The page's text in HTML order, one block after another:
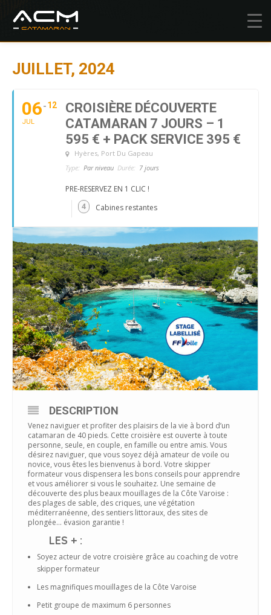
JUILLET, 2024
06
JUL
12
CROISIÈRE DÉCOUVERTE
CATAMARAN 7 JOURS – 1
595 € + PACK SERVICE 395 €
Hyères, Port Du Gapeau
Type: Par niveau Durée: 7 jours
PRE-RESERVEZ EN 1 CLIC !
4 Cabines restantes
DESCRIPTION
Venez naviguer et profiter des plaisirs de la vie à bord d’un
catamaran de 40 pieds. Cette croisière est ouverte à toute
personne, seule, en couple, en famille ou entre amis. Vous
désirez naviguer, que vous soyez déjà amateur de voile ou
novice, vous êtes les bienvenus à bord. Votre skipper
formateur vous dispensera les bons conseils pour apprendre
et vous améliorer si vous le souhaitez. Une semaine de
découverte des plus beaux mouillages de la Côte Varoise :
des plages de sable, des criques, une végétation
méditerranéenne, des sentiers littoraux, des sites de
plongée… évasion garantie !
LES + :
Soyez acteur de votre croisière grâce au coaching de votre
skipper formateur
Les magnifiques mouillages de la Côte Varoise
Petit groupe de maximum 6 personnes